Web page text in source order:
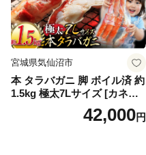
宮城県気仙沼市
本 タラバガニ 脚 ボイル済 約
1.5kg 極太7Lサイズ [カネダ
イ 宮城県 気仙沼市 2056432
6] カニ かに 蟹 たらばがに た
42,000円